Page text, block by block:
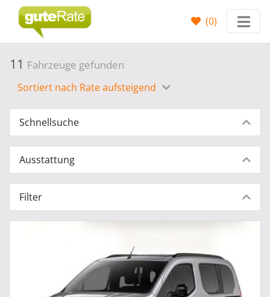
(0)
11 Fahrzeuge gefunden
Sortiert nach Rate aufsteigend
Schnellsuche
Ausstattung
Filter